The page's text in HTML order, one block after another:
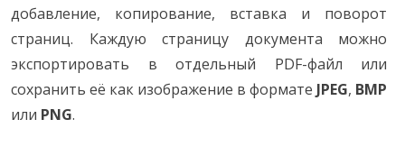
добавление, копирование, вставка и поворот
страниц. Каждую страницу документа можно
экспортировать в отдельный PDF-файл или
сохранить её как изображение в формате JPEG, BMP
или PNG.